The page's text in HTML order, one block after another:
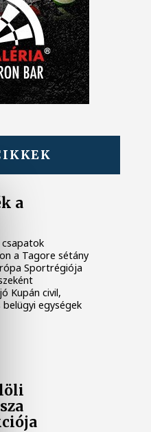
a
a Tagore sétány
Sportrégiója
Kupán civil,
egységek